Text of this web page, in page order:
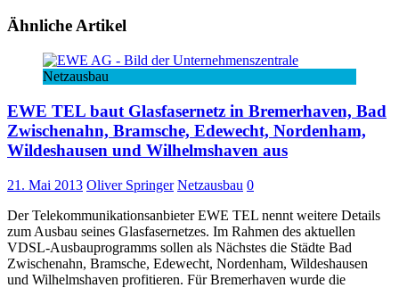
Ähnliche Artikel
Netzausbau
EWE TEL baut Glasfasernetz in Bremerhaven, Bad
Zwischenahn, Bramsche, Edewecht, Nordenham,
Wildeshausen und Wilhelmshaven aus
21. Mai 2013 Oliver Springer Netzausbau 0
Der Telekommunikationsanbieter EWE TEL nennt weitere Details
zum Ausbau seines Glasfasernetzes. Im Rahmen des aktuellen
VDSL-Ausbauprogramms sollen als Nächstes die Städte Bad
Zwischenahn, Bramsche, Edewecht, Nordenham, Wildeshausen
und Wilhelmshaven profitieren. Für Bremerhaven wurde die